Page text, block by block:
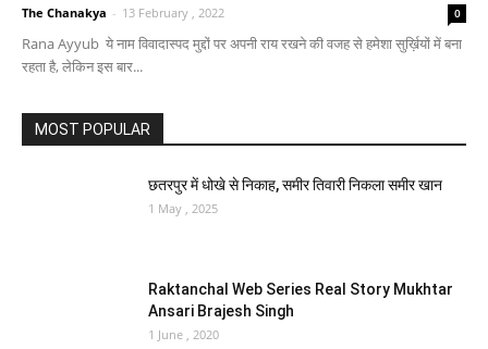
The Chanakya - 13 February , 2022 0
Rana Ayyub ये नाम विवादास्पद मुद्दों पर अपनी राय रखने की वजह से हमेशा सुर्ख़ियों में बना
रहता है, लेकिन इस बार...
MOST POPULAR
छतरपुर में धोखे से निकाह, समीर तिवारी निकला समीर खान
1 May , 2025
Raktanchal Web Series Real Story Mukhtar
Ansari Brajesh Singh
1 June , 2020